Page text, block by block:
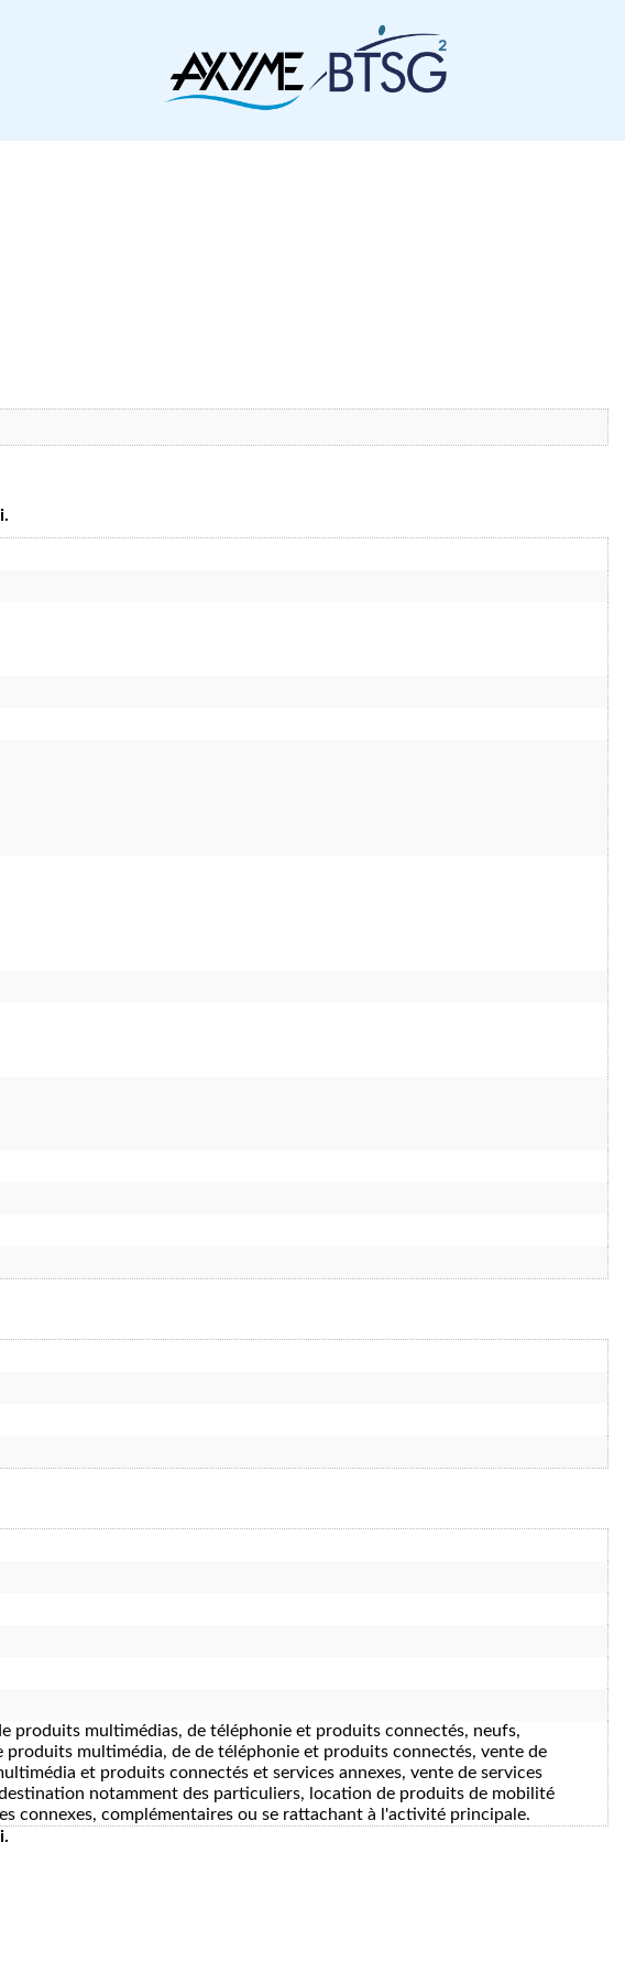
produits multimédias, de téléphonie et produits connectés, neufs,
multimédia, de de téléphonie et produits connectés, vente de
et produits connectés et services annexes, vente de services
notamment des particuliers, location de produits de mobilité
connexes, complémentaires ou se rattachant à l'activité principale.